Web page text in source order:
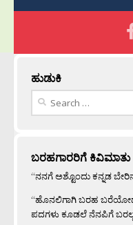
ಹುಡುಕಿ
Search
ಬರಹಗಾರರಿಗೆ ಕಿವಿಮಾತು
“ನನಗೆ ಅಶ್ಟೊಂದು ಕನ್ನಡ
“ಹೊನಲಿಗಾಗಿ ಬರಹ ಬರೆಯೋದು
ಪದಗಳು ಕೂಡಲೆ ನೆನಪಿಗೆ